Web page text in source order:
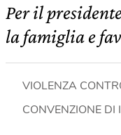
Per il
la famiglia e
VIOLENZA
CONVENZIONE DI